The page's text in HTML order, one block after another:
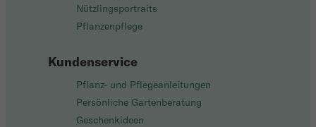
Nützlingsportraits
Pflanzenpflege
Kundenservice
Pflanz- und Pflegeanleitungen
Persönliche Gartenberatung
Geschenkideen